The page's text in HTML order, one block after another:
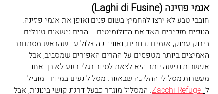
אגמי פוזינה (Laghi di Fusine )
חובבי טבע לא ירצו להחמיץ בשום פנים ואופן את אגמי פוזינה.
הנופים מזכירים מאד את הדולומיטים – הרים נישאים טובלים
בירוק עמוק, אגמים נרחבים, ואוויר כה צלול עד שהראש מסתחרר.
האמיצים ביותר מטפסים על ההרים האפורים שמסביב, אבל
אפשרות נגישה יותר היא לצאת לסיור רגלי רגוע לאורך אחד
מעשרות מסלולי ההליכה שבאזור. מסלול נעים במיוחד מוביל
ל-
. המסלול מוגדר כבעל דרגת קושי בינונית, אבל